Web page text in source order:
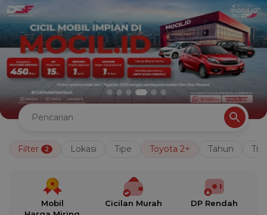
Filter 2 Lokasi Tipe Toyota 2+ Tahun
Mobil
Cicilan Murah DP Rendah